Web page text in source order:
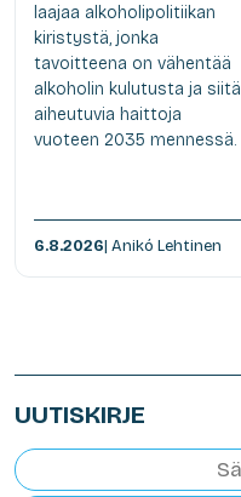
laajaa alkoholipolitiikan
kiristystä, jonka
tavoitteena on vähentää
alkoholin kulutusta ja siitä
aiheutuvia haittoja
vuoteen 2035 mennessä.
6.8.2026| Anikó Lehtinen
UUTISKIRJE